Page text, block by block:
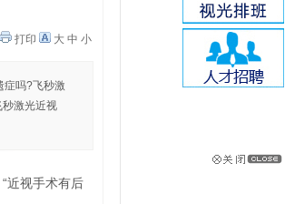
打印 大 中 小
症吗?飞秒激
激光近视
近视手术有后